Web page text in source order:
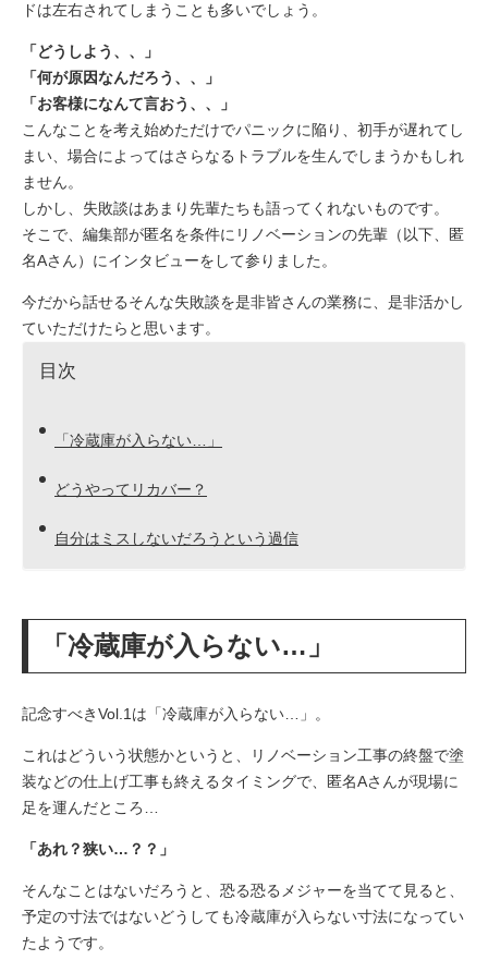
ドは左右されてしまうことも多いでしょう。
「どうしよう、、」
「何が原因なんだろう、、」
「お客様になんて言おう、、」
こんなことを考え始めただけでパニックに陥り、初手が遅れてし
まい、場合によってはさらなるトラブルを生んでしまうかもしれ
ません。
しかし、失敗談はあまり先輩たちも語ってくれないものです。
そこで、編集部が匿名を条件にリノベーションの先輩（以下、匿
名Aさん）にインタビューをして参りました。
今だから話せるそんな失敗談を是非皆さんの業務に、是非活かし
ていただけたらと思います。
目次
「冷蔵庫が入らない…」
どうやってリカバー？
自分はミスしないだろうという過信
「冷蔵庫が入らない…」
記念すべきVol.1は「冷蔵庫が入らない…」。
これはどういう状態かというと、リノベーション工事の終盤で塗
装などの仕上げ工事も終えるタイミングで、匿名Aさんが現場に
足を運んだところ…
「あれ？狭い…？？」
そんなことはないだろうと、恐る恐るメジャーを当てて見ると、
予定の寸法ではないどうしても冷蔵庫が入らない寸法になってい
たようです。